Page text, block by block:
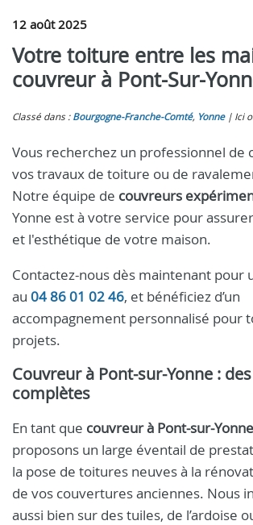
12 août 2025
Votre toiture entre les
couvreur à Pont-Sur-
Classé dans : Bourgogne-Franche-Comté, Yonne Ici
Vous recherchez un professionnel de
vos travaux de toiture ou de
Notre équipe de couvreurs
Yonne est à votre service pour
et l'esthétique de votre maison.
Contactez-nous dès maintenant pour
au 04 86 01 02 46, et bénéficiez d’un
accompagnement personnalisé pour
projets.
Couvreur à Pont-sur-Yonne :
complètes
En tant que couvreur à Pont-sur-Yonne
proposons un large éventail de
la pose de toitures neuves à la
de vos couvertures anciennes. Nous
aussi bien sur des tuiles, de l’ardoise